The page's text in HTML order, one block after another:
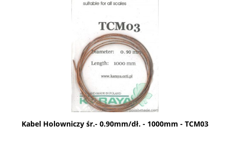
Kabel Holowniczy śr.- 0.90mm/dł. - 1000mm - TCM03